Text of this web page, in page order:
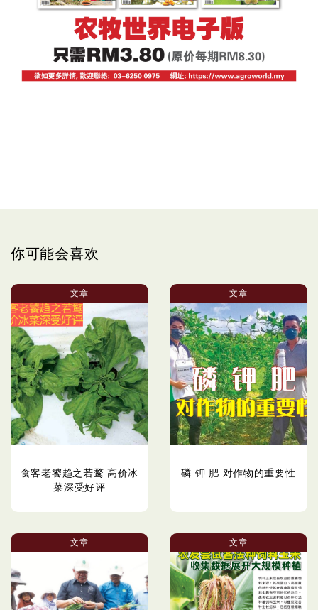
你可能会喜欢
文章
食客老饕趋之若鹜 高价冰
菜深受好评
文章
磷 钾 肥 对作物的重要性
文章 文章